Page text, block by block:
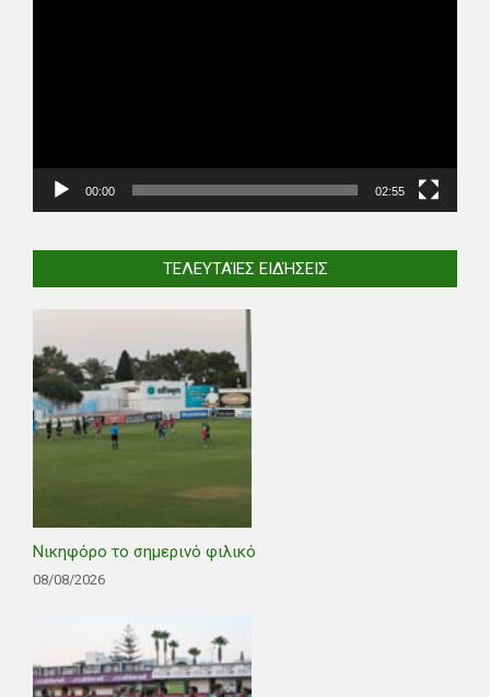
00:00 02:55
ΤΕΛΕΥΤΑΊΕΣ ΕΙΔΉΣΕΙΣ
Νικηφόρο το σημερινό φιλικό
08/08/2026